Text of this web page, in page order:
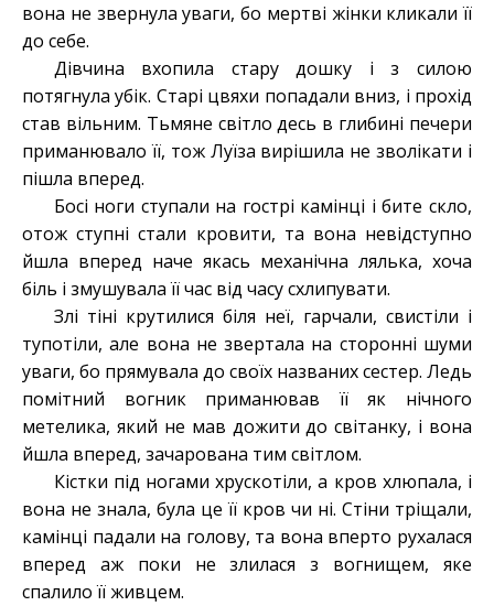
вона не звернула уваги, бо мертві жінки кликали її
до себе.
Дівчина вхопила стару дошку і з силою
потягнула убік. Старі цвяхи попадали вниз, і прохід
став вільним. Тьмяне світло десь в глибині печери
приманювало її, тож Луїза вирішила не зволікати і
пішла вперед.
Босі ноги ступали на гострі камінці і бите скло,
отож ступні стали кровити, та вона невідступно
йшла вперед наче якась механічна лялька, хоча
біль і змушувала її час від часу схлипувати.
Злі тіні крутилися біля неї, гарчали, свистіли і
тупотіли, але вона не звертала на сторонні шуми
уваги, бо прямувала до своїх названих сестер. Ледь
помітний вогник приманював її як нічного
метелика, який не мав дожити до світанку, і вона
йшла вперед, зачарована тим світлом.
Кістки під ногами хрускотіли, а кров хлюпала, і
вона не знала, була це її кров чи ні. Стіни тріщали,
камінці падали на голову, та вона вперто рухалася
вперед аж поки не злилася з вогнищем, яке
спалило її живцем.